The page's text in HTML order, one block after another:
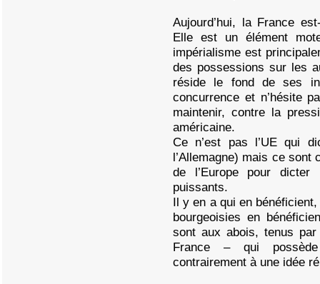
Aujourd’hui, la France
Elle est un élément
impérialisme est
des possessions sur les
réside le fond de ses
concurrence et n’hésite
maintenir, contre la
américaine.
Ce n’est pas l’UE qui
l’Allemagne) mais ce sont
de l’Europe pour
puissants.
Il y en a qui en
bourgeoisies en
sont aux abois, tenus
France – qui
contrairement à une idée